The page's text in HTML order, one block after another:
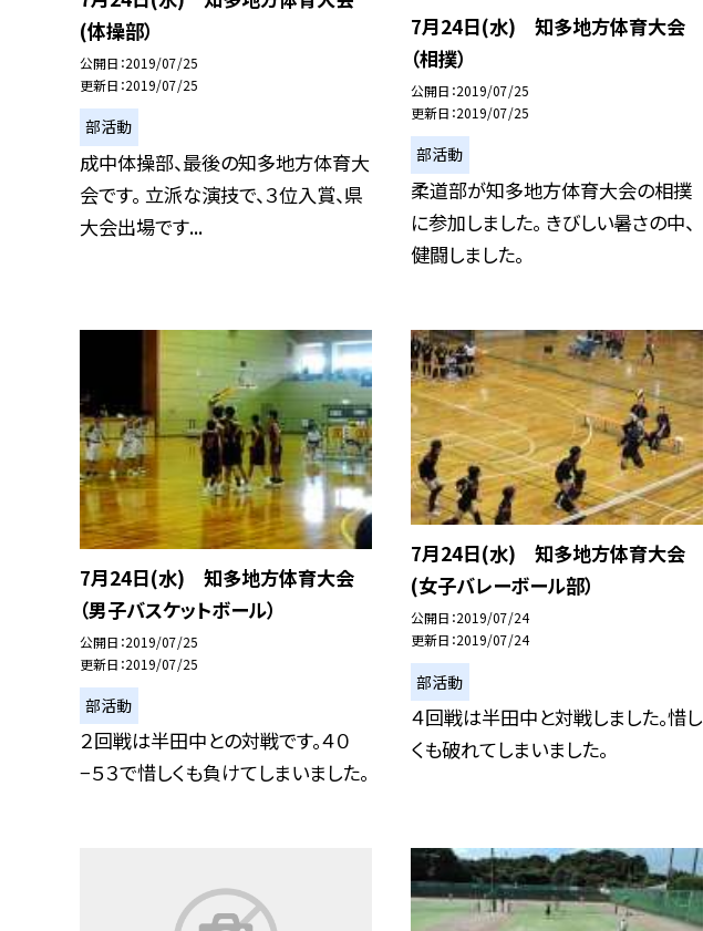
(体操部）
公開日 2019/07/25
更新日 2019/07/25
部活動
成中体操部、最後の知多地方体育大
会です。 立派な演技で、３位入賞、県
大会出場です...
7月24日(水) 知多地方体育大会
（相撲）
公開日 2019/07/25
更新日 2019/07/25
部活動
柔道部が知多地方体育大会の相撲
に参加しました。 きびしい暑さの中、
健闘しました。
7月24日(水) 知多地方体育大会
（男子バスケットボール）
公開日 2019/07/25
更新日 2019/07/25
部活動
２回戦は半田中との対戦です。４０
−５３で惜しくも負けてしまいました。
7月24日(水) 知多地方体育大会
(女子バレーボール部）
公開日 2019/07/24
更新日 2019/07/24
部活動
４回戦は半田中と対戦しました。惜し
くも破れてしまいました。